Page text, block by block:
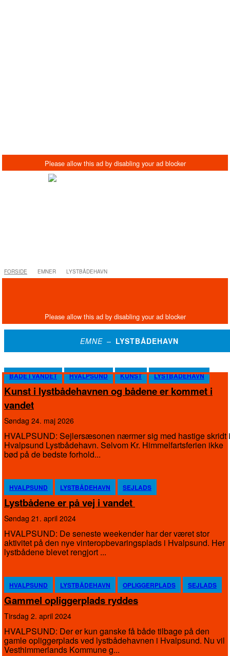
FORSIDE EMNER LYSTBÅDEHAVN
EMNE – LYSTBÅDEHAVN
BÅDE I VANDET HVALPSUND KUNST LYSTBÅDEHAVN
Kunst i lystbådehavnen og bådene er kommet i
vandet
søndag 24. maj 2026
HVALPSUND: Sejlersæsonen nærmer sig med hastige skridt i
Hvalpsund Lystbådehavn. Selvom Kr. Himmelfartsferien ikke
bød på de bedste forhold...
HVALPSUND LYSTBÅDEHAVN SEJLADS
Lystbådene er på vej i vandet
søndag 21. april 2024
HVALPSUND: De seneste weekender har der været stor
aktivitet på den nye vinteropbevaringsplads i Hvalpsund. Her
lystbådene blevet rengjort ...
HVALPSUND LYSTBÅDEHAVN OPLIGGERPLADS SEJLADS
Gammel opliggerplads ryddes
tirsdag 2. april 2024
HVALPSUND: Der er kun ganske få både tilbage på den
gamle opliggerplads ved lystbådehavnen i Hvalpsund. Nu vil
Vesthimmerlands Kommune g...